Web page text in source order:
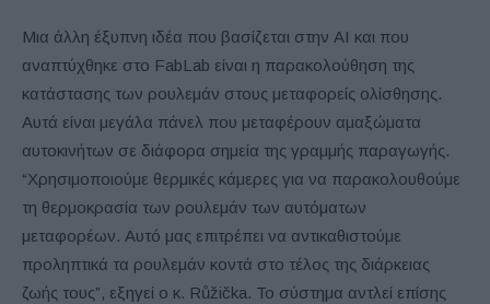
Μια άλλη έξυπνη ιδέα που βασίζεται στην AI και που
αναπτύχθηκε στο FabLab είναι η παρακολούθηση της
κατάστασης των ρουλεμάν στους μεταφορείς ολίσθησης.
Αυτά είναι μεγάλα πάνελ που μεταφέρουν αμαξώματα
αυτοκινήτων σε διάφορα σημεία της γραμμής παραγωγής.
“Χρησιμοποιούμε θερμικές κάμερες για να παρακολουθούμε
τη θερμοκρασία των ρουλεμάν των αυτόματων
μεταφορέων. Αυτό μας επιτρέπει να αντικαθιστούμε
προληπτικά τα ρουλεμάν κοντά στο τέλος της διάρκειας
ζωής τους”, εξηγεί ο κ. Růžička. Το σύστημα αντλεί επίσης